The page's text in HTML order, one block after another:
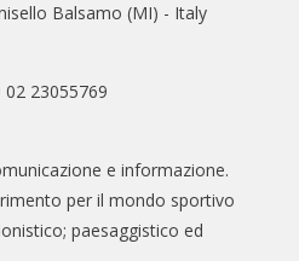
Balsamo (MI) - Italy
23055769
e informazione.
per il mondo sportivo
paesaggistico ed